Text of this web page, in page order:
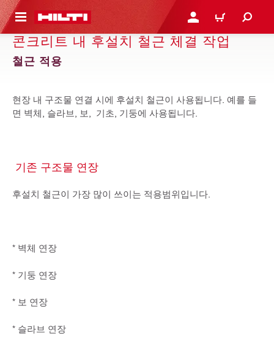
으로 건너뛰기 로그인 또는 회원가입
장바구니
콘크리트 내 후설치 철근 체결 작업
철근 적용
현장 내 구조물 연결 시에 후설치 철근이 사용됩니다. 예를 들
면 벽체, 슬라브, 보, 기초, 기둥에 사용됩니다.
기존 구조물 연장
후설치 철근이 가장 많이 쓰이는 적용범위입니다.
* 벽체 연장
* 기둥 연장
* 보 연장
* 슬라브 연장